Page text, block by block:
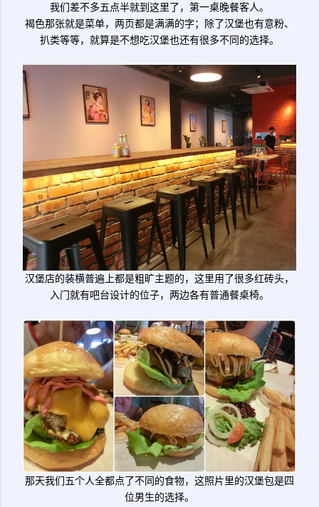
我们差不多五点半就到这里了，第一桌晚餐客人。
褐色那张就是菜单，两页都是满满的字；除了汉堡也有意粉、
扒类等等，就算是不想吃汉堡也还有很多不同的选择。
汉堡店的装横普遍上都是粗旷主题的，这里用了很多红砖头，
入门就有吧台设计的位子，两边各有普通餐桌椅。
那天我们五个人全都点了不同的食物，这照片里的汉堡包是四
位男生的选择。